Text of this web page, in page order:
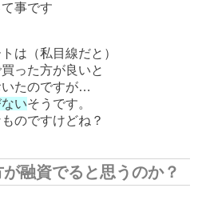
事です
は（私目線だと）
った方が良いと
いたのですが…
いそうです。
のですけどね？
融資でると思うのか？